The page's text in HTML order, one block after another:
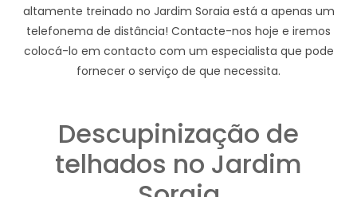
altamente treinado no Jardim Soraia está a apenas um
telefonema de distância! Contacte-nos hoje e iremos
colocá-lo em contacto com um especialista que pode
fornecer o serviço de que necessita.
Descupinização de
telhados no Jardim